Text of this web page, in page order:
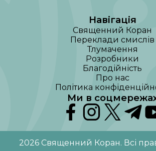
Навігація
Священний Коран
Переклади смислів
Тлумачення
Розробники
Благодійність
Про нас
Політика
Ми в
2026 Священний Коран. Всі